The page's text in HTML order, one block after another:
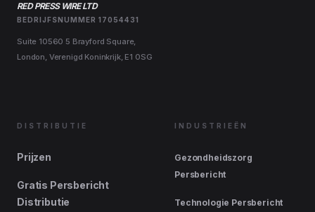
RED PRESS WIRE LTD
BEDRIJFSNUMMER 17054431
Suite 10560 5 Brayford Square,
London, Verenigd Koninkrijk, E1 0SG
DISTRIBUTIE
Prijzen
Gratis Persbericht
Distributie
INDUSTRIEËN
Gezondheidszorg
Persbericht
Technologie Persbericht